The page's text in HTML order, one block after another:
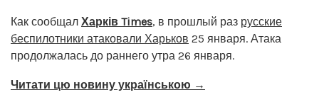
Как сообщал Харків Times, в прошлый раз русские
беспилотники атаковали Харьков 25 января. Атака
продолжалась до раннего утра 26 января.
Читати цю новину українською →